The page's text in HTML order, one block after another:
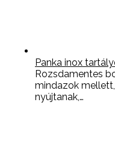
Panka inox
Rozsdamentes
mindazok
nyújtanak,…